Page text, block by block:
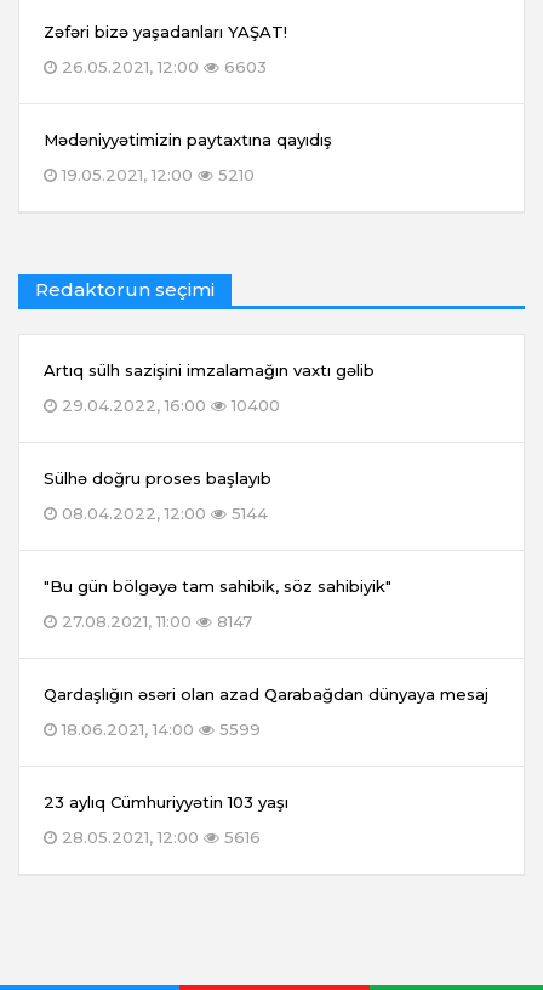
Zəfəri bizə yaşadanları YAŞAT!
26.05.2021, 12:00
6603
Mədəniyyətimizin paytaxtına qayıdış
19.05.2021, 12:00
5210
Redaktorun seçimi
Artıq sülh sazişini imzalamağın vaxtı gəlib
29.04.2022, 16:00
10400
Sülhə doğru proses başlayıb
08.04.2022, 12:00
5144
"Bu gün bölgəyə tam sahibik, söz sahibiyik"
27.08.2021, 11:00
8147
Qardaşlığın əsəri olan azad Qarabağdan dünyaya mesaj
18.06.2021, 14:00
5599
23 aylıq Cümhuriyyətin 103 yaşı
28.05.2021, 12:00
5616